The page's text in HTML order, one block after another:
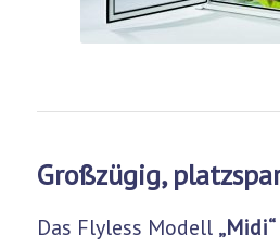
Großzügig,
Das Flyless Modell „Midi“